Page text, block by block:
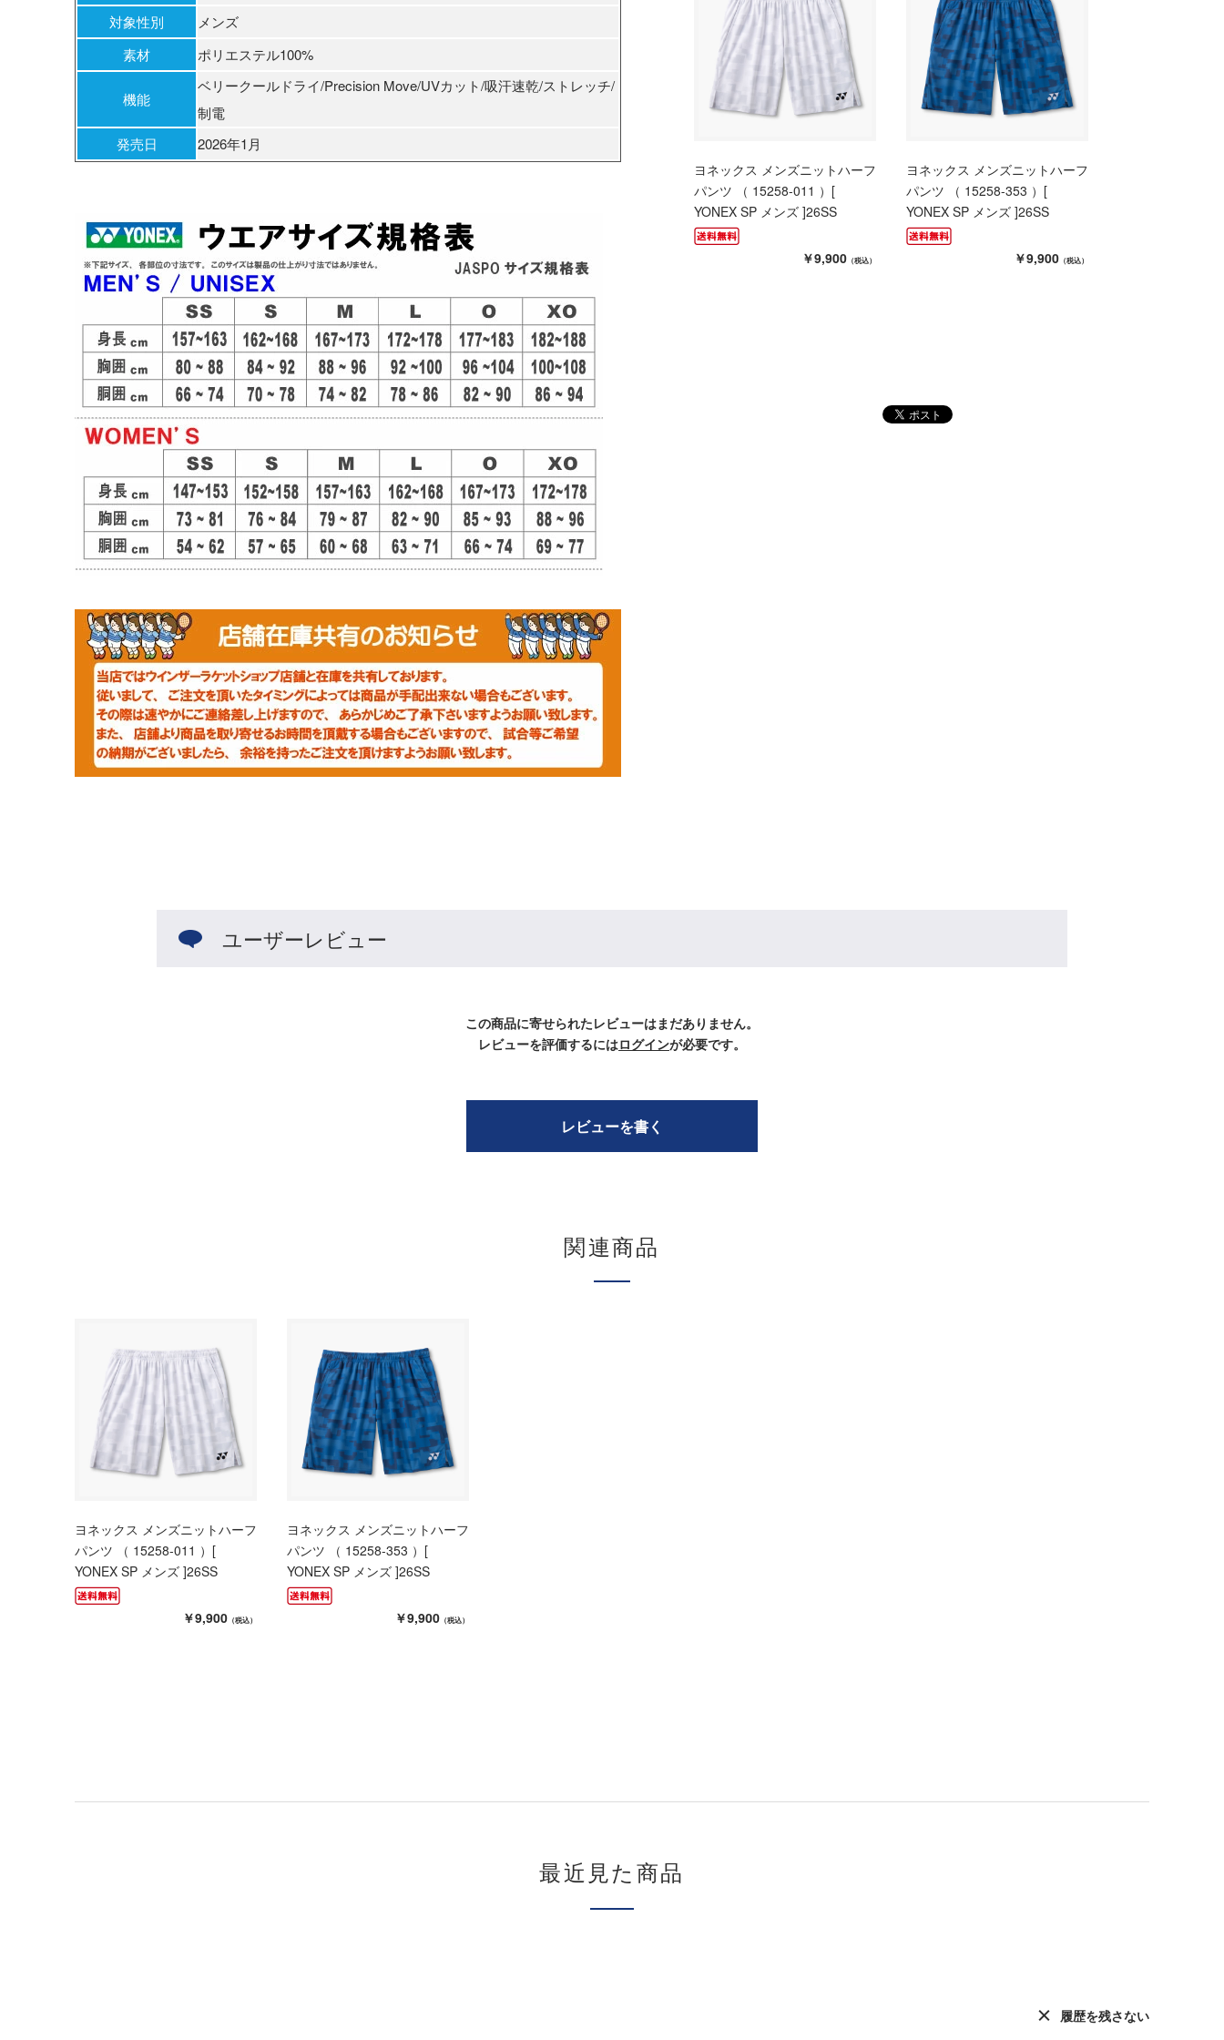
対象性別
メンズ
素材
ポリエステル100%
機能
ベリークールドライ/Precision Move/UVカット/吸汗速乾/ストレッチ/
制電
発売日
2026年1月
ヨネックス メンズニットハーフ
パンツ （ 15258-011 ）[
YONEX SP メンズ ]26SS
￥9,900 （税込）
ヨネックス メンズニットハーフ
パンツ （ 15258-353 ）[
YONEX SP メンズ ]26SS
￥9,900 （税込）
ユーザーレビュー
この商品に寄せられたレビューはまだありません。
レビューを評価するにはログインが必要です。
レビューを書く
関連商品
ヨネックス メンズニットハーフ
パンツ （ 15258-011 ）[
YONEX SP メンズ ]26SS
￥9,900 （税込）
ヨネックス メンズニットハーフ
パンツ （ 15258-353 ）[
YONEX SP メンズ ]26SS
￥9,900 （税込）
最近見た商品
履歴を残さない